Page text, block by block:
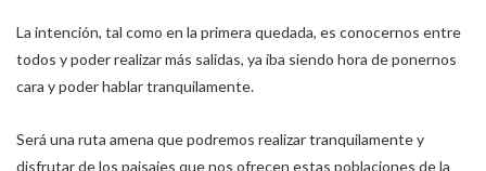
La intención, tal como en la primera quedada, es conocernos entre
todos y poder realizar más salidas, ya iba siendo hora de ponernos
cara y poder hablar tranquilamente.
Será una ruta amena que podremos realizar tranquilamente y
disfrutar de los paisajes que nos ofrecen estas poblaciones de la